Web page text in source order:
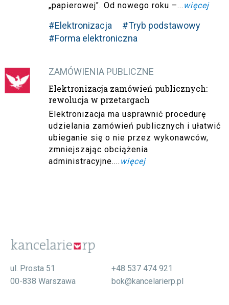
„papierowej". Od nowego roku –... więcej
#Elektronizacja
#Tryb podstawowy
#Forma elektroniczna
ZAMÓWIENIA PUBLICZNE
Elektronizacja zamówień publicznych:
rewolucja w przetargach
Elektronizacja ma usprawnić procedurę
udzielania zamówień publicznych i ułatwić
ubieganie się o nie przez wykonawców,
zmniejszając obciążenia
administracyjne.... więcej
ul. Prosta 51
00-838 Warszawa
+48 537 474 921
bok@kancelarierp.pl